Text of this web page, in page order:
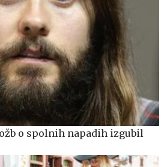
o spolnih napadih izgubil